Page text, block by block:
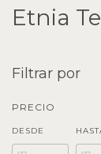
Etnia
Filtrar por
PRECIO
DESDE